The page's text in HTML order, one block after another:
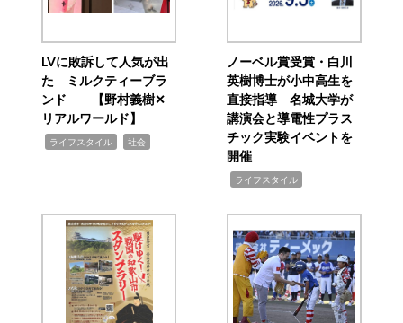
LVに敗訴して人気が出
た ミルクティーブラ
ンド 【野村義樹✕
リアルワールド】
ライフスタイル 社会
ノーベル賞受賞・白川
英樹博士が小中高生を
直接指導 名城大学が
講演会と導電性プラス
チック実験イベントを
開催
ライフスタイル